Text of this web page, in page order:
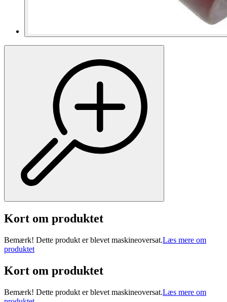
Kort om produktet
Bemærk! Dette produkt er blevet maskineoversat.Læs mere om
produktet
Kort om produktet
Bemærk! Dette produkt er blevet maskineoversat.Læs mere om